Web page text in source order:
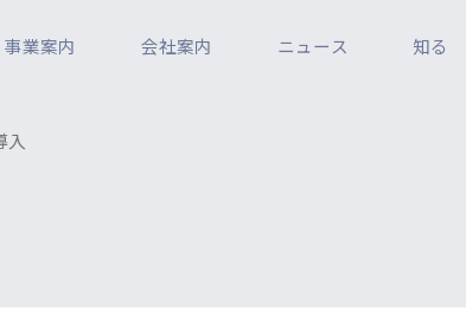
事業案内 会社案内 ニュース 知る
入